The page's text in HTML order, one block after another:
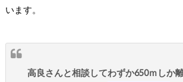
います。
高良さんと相談してわずか650ｍしか